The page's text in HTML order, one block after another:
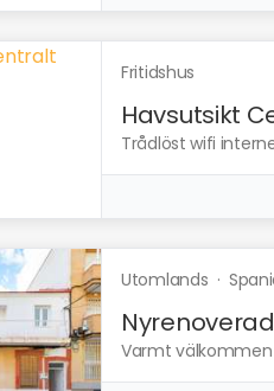
Fritidshus
Havsutsikt
Trådlöst wifi
Utomlands ·
Varmt